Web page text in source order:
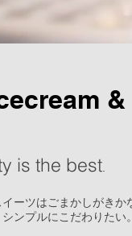
is the best
ーツはごまかしがきか
ンプルにこだわりたい